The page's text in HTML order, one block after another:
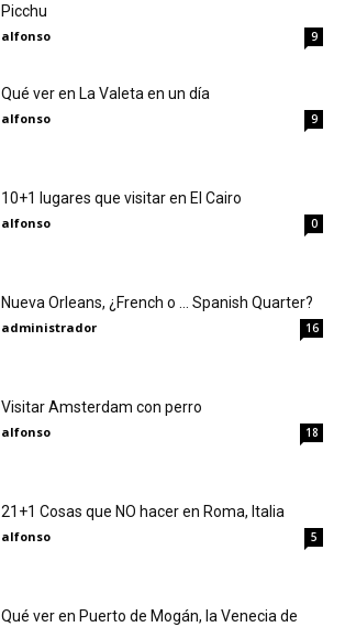
Picchu
alfonso 9
Qué ver en La Valeta en un día
alfonso 9
10+1 lugares que visitar en El Cairo
alfonso 0
Nueva Orleans, ¿French o … Spanish Quarter?
administrador 16
Visitar Amsterdam con perro
alfonso 18
21+1 Cosas que NO hacer en Roma, Italia
alfonso 5
Qué ver en Puerto de Mogán, la Venecia de